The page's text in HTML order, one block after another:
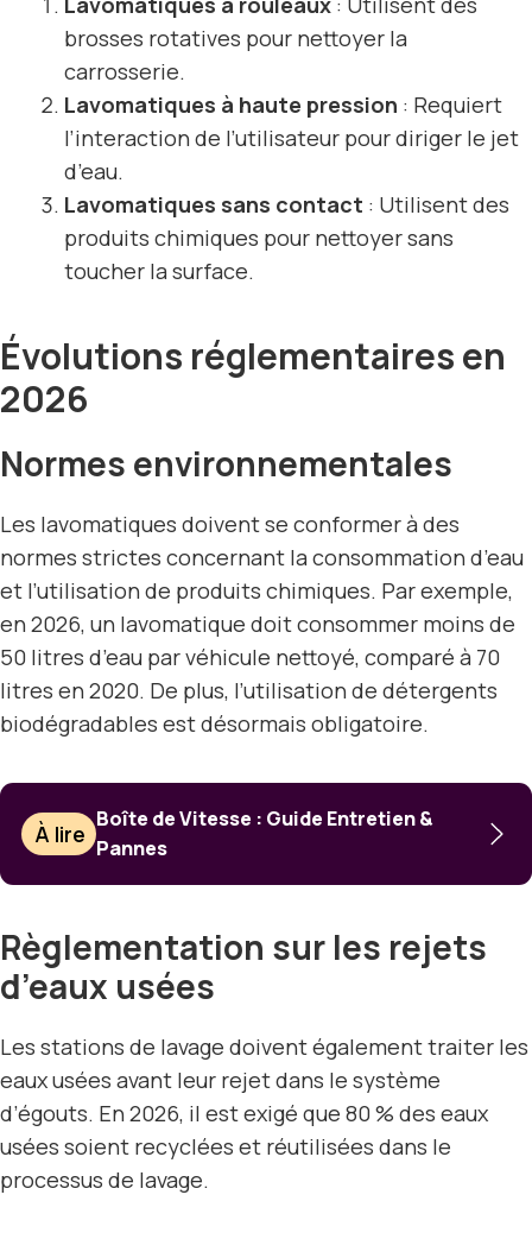
brosses rotatives pour nettoyer la
carrosserie.
Lavomatiques à haute pression : Requiert
l’interaction de l’utilisateur pour diriger le jet
d’eau.
Lavomatiques sans contact : Utilisent des
produits chimiques pour nettoyer sans
toucher la surface.
Évolutions réglementaires en
2026
Normes environnementales
Les lavomatiques doivent se conformer à des
normes strictes concernant la consommation d’eau
et l’utilisation de produits chimiques. Par exemple,
en 2026, un lavomatique doit consommer moins de
50 litres d’eau par véhicule nettoyé, comparé à 70
litres en 2020. De plus, l’utilisation de détergents
biodégradables est désormais obligatoire.
À lire
Boîte de Vitesse : Guide Entretien &
Pannes
Règlementation sur les rejets
d’eaux usées
Les stations de lavage doivent également traiter les
eaux usées avant leur rejet dans le système
d’égouts. En 2026, il est exigé que 80 % des eaux
usées soient recyclées et réutilisées dans le
processus de lavage.